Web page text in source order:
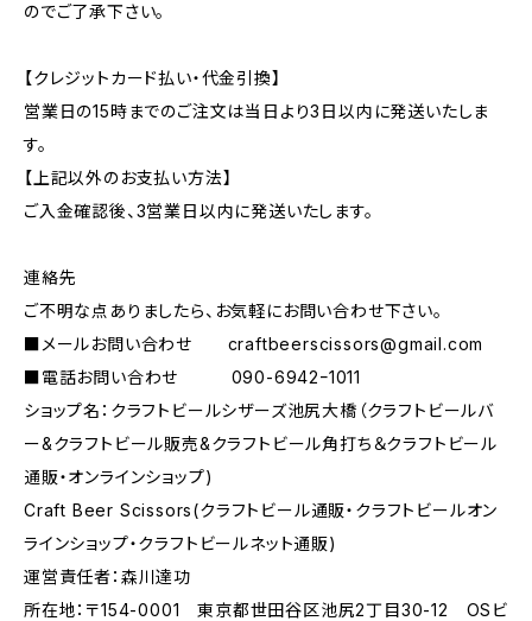
のでご了承下さい。
【クレジットカード払い・代金引換】
営業日の15時までのご注文は当日より3日以内に発送いたしま
す。
【上記以外のお支払い方法】
ご入金確認後、3営業日以内に発送いたします。
連絡先
ご不明な点ありましたら、お気軽にお問い合わせ下さい。
■メールお問い合わせ craftbeerscissors@gmail.com
■電話お問い合わせ 090-6942ｰ1011
ショップ名：クラフトビールシザーズ池尻大橋（クラフトビールバ
ー&クラフトビール販売&クラフトビール角打ち＆クラフトビール
通販・オンラインショップ)
Craft Beer Scissors(クラフトビール通販・クラフトビールオン
ラインショップ・クラフトビールネット通販)
運営責任者：森川達功
所在地：〒154-0001 東京都世田谷区池尻2丁目30-12 OSビ